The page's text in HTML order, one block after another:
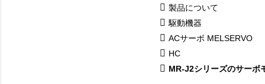
製品について
駆動機器
ACサーボ MELSERVO
HC
MR-J2シリーズのサーボ